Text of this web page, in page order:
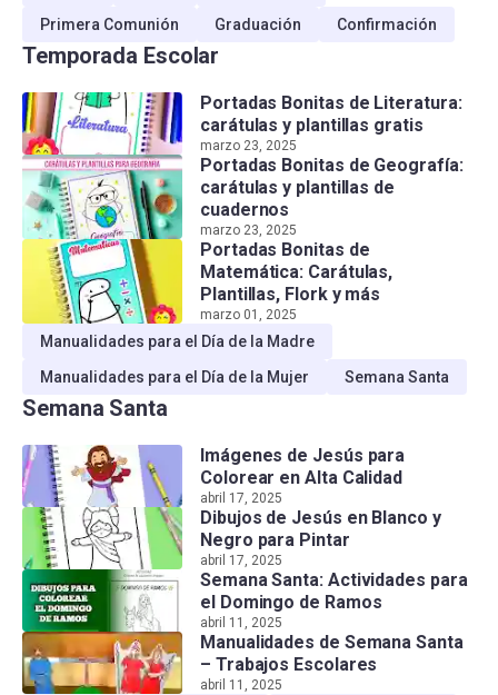
Primera Comunión
Graduación Confirmación
Temporada Escolar
Portadas Bonitas de Literatura:
carátulas y plantillas gratis
marzo 23, 2025
Portadas Bonitas de Geografía:
carátulas y plantillas de
cuadernos
marzo 23, 2025
Portadas Bonitas de
Matemática: Carátulas,
Plantillas, Flork y más
marzo 01, 2025
Manualidades para el Día de la Madre
Manualidades para el Día de la Mujer
Semana Santa
Semana Santa
Imágenes de Jesús para
Colorear en Alta Calidad
abril 17, 2025
Dibujos de Jesús en Blanco y
Negro para Pintar
abril 17, 2025
Semana Santa: Actividades para
el Domingo de Ramos
abril 11, 2025
Manualidades de Semana Santa
– Trabajos Escolares
abril 11, 2025